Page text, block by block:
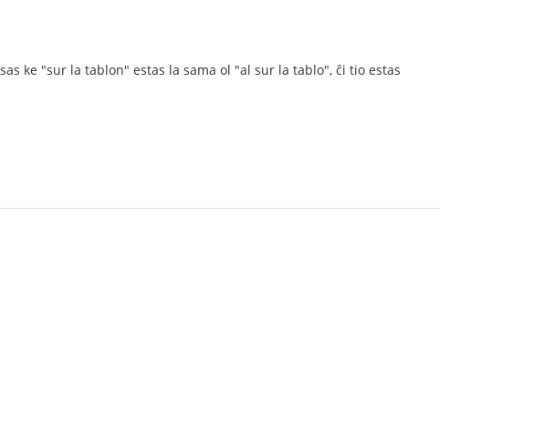
ke "sur la tablon" estas la sama ol "al sur la tablo", ĉi tio estas